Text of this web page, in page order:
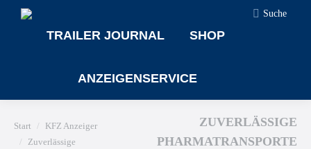
TRAILER JOURNAL SHOP
ANZEIGENSERVICE
Suche
Sie befinden sich hier:
Start
KFZ Anzeiger
Zuverlässige
ZUVERLÄSSIGE
PHARMATRANSPORTE